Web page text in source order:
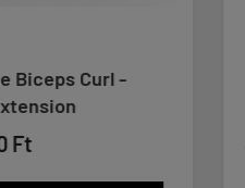
Biceps Curl -
Ft